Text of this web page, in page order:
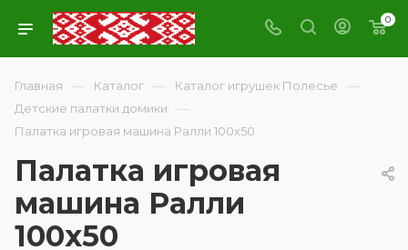
0
Главная — Каталог — Каталог игрушек Полесье —
Детские палатки домики —
Палатка игровая машина Ралли 100х50
Палатка игровая
машина Ралли
100х50